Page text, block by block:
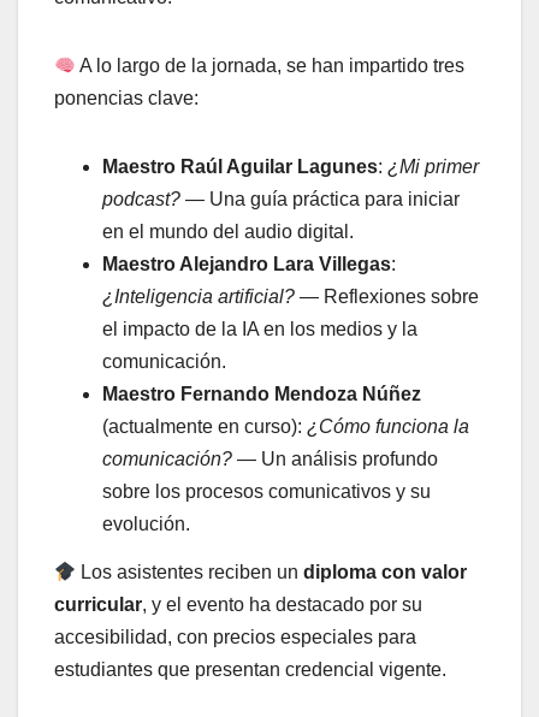
A lo largo de la jornada, se han impartido tres
ponencias clave:
Maestro Raúl Aguilar Lagunes: ¿Mi primer
podcast? — Una guía práctica para iniciar
en el mundo del audio digital.
Maestro Alejandro Lara Villegas:
¿Inteligencia artificial? — Reflexiones sobre
el impacto de la IA en los medios y la
comunicación.
Maestro Fernando Mendoza Núñez
(actualmente en curso): ¿Cómo funciona la
comunicación? — Un análisis profundo
sobre los procesos comunicativos y su
evolución.
Los asistentes reciben undiploma con valor
curricular, y el evento ha destacado por su
accesibilidad, con precios especiales para
estudiantes que presentan credencial vigente.